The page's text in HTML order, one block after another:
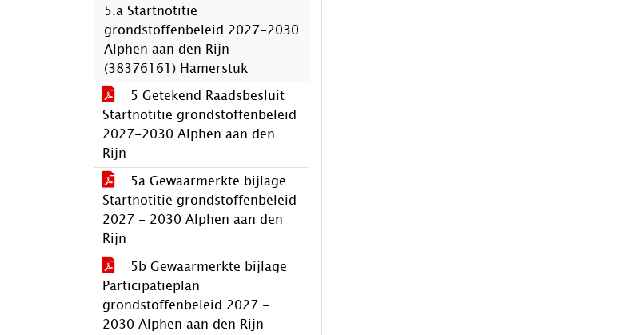
5.a Startnotitie
grondstoffenbeleid 2027-2030
Alphen aan den Rijn
(38376161) Hamerstuk
5 Getekend Raadsbesluit
Startnotitie grondstoffenbeleid
2027-2030 Alphen aan den
Rijn
5a Gewaarmerkte bijlage
Startnotitie grondstoffenbeleid
2027 - 2030 Alphen aan den
Rijn
5b Gewaarmerkte bijlage
Participatieplan
grondstoffenbeleid 2027 -
2030 Alphen aan den Rijn